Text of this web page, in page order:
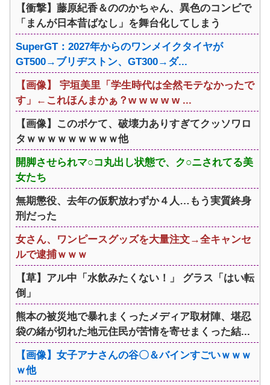
【衝撃】藤原紀香＆ののかちゃん、異色のコンビで
「まんが日本昔ばなし」を舞台化してしまう
SuperGT：2027年からのワンメイクタイヤが
GT500→ブリヂストン、GT300→ダ...
【画像】 宇垣美里「学生時代は全然モテなかったで
す」←これほんまかぁ？w w w w w ...
【画像】このボケて、破壊力ありすぎてクッソワロ
タｗｗｗｗｗｗｗｗｗ他
開脚させられマ○コ丸出し状態で、ク○ニされてる美
女たち
無期懲役、去年の仮釈放わずか４人…もう実質終身
刑だった
女さん、ワンピースグッズを大量注文→全キャンセ
ルで逮捕ｗｗｗ
【草】アル中「水飲みたくない！」 グラス「はい転
倒」
熊本の被災地で暴れまくったメディア取材陣、堪忍
袋の緒が切れた地元住民が苦情を寄せまくった結...
【画像】女子アナさんの谷〇＆バインすごいｗｗｗ
ｗ他